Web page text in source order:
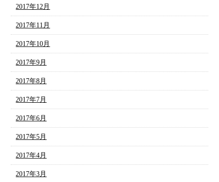
2017年12月
2017年11月
2017年10月
2017年9月
2017年8月
2017年7月
2017年6月
2017年5月
2017年4月
2017年3月